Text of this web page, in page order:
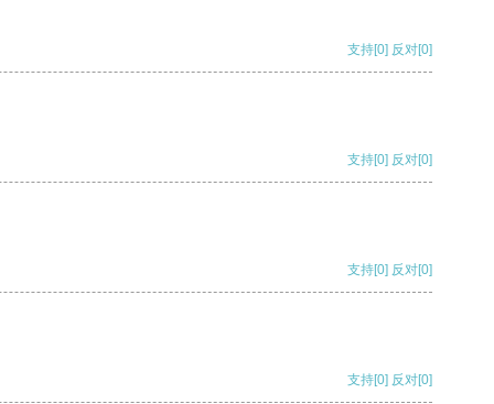
支持[0] 反对[0]
支持[0] 反对[0]
支持[0] 反对[0]
支持[0] 反对[0]